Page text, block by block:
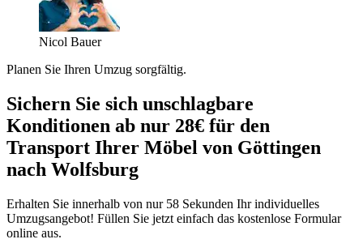
Nicol Bauer
Planen Sie Ihren Umzug sorgfältig.
Sichern Sie sich unschlagbare
Konditionen ab nur 28€ für den
Transport Ihrer Möbel von Göttingen
nach Wolfsburg
Erhalten Sie innerhalb von nur 58 Sekunden Ihr individuelles
Umzugsangebot! Füllen Sie jetzt einfach das kostenlose Formular
online aus.